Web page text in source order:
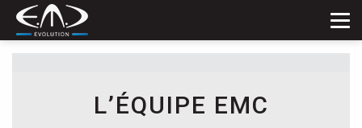
L’ÉQUIPE EMC